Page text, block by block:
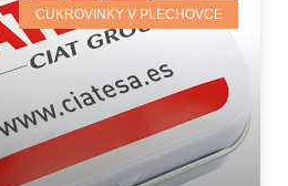
CUKROVINKY V PLECHOVCE